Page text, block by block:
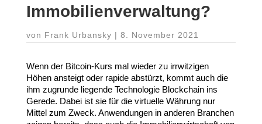
Immobilienverwaltung?
von Frank Urbansky | 8. November 2021
Wenn der Bitcoin-​Kurs mal wieder zu irrwit­zigen
Höhen ansteigt oder rapide abstürzt, kommt auch die
ihm zugrunde liegende Tech­no­logie Block­chain ins
Gerede. Dabei ist sie für die virtuelle Währung nur
Mittel zum Zweck. Anwen­dungen in anderen Branchen